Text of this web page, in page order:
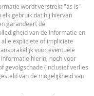
bijzondere, incidentele,
van winstderving) die op
door u of uw adviseurs of
zijn afkomstig van
De koersen getoond door
voor informatieve
aanbod tot het kopen of
De informatie is uitsluitend
Het is niet toegestaan
te verspreiden of te
uitdrukkelijke toestemming
wordt verstrekt "as is"
gebruik dat hij hiervan
garandeert de
van de Informatie en
expliciete of impliciete
voor eventuele
hierin, noch voor
gevolgschade (inclusief verlies
van de mogelijkheid van